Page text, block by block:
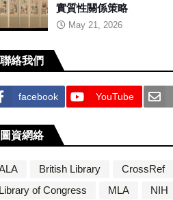
實質性關係策略
May 21, 2026
聯絡我們
facebook YouTube
圖資網絡
British Library CrossRef
of Congress
MLA NIH